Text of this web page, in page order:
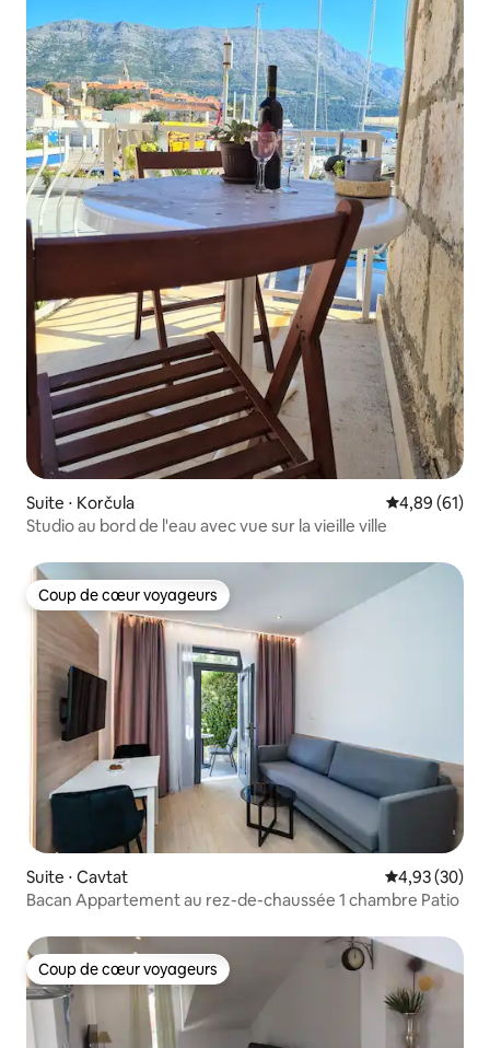
Suite ⋅ Korčula Évaluation
4,89 (61)
Studio au bord de l'eau avec vue sur la vieille ville
Coup de cœur voyageurs
Coup de cœur voyageurs
Suite ⋅ Cavtat Évaluation
4,93 (30)
Bacan Appartement au rez-de-chaussée 1 chambre Patio
Coup de cœur voyageurs
Coup de cœur voyageurs